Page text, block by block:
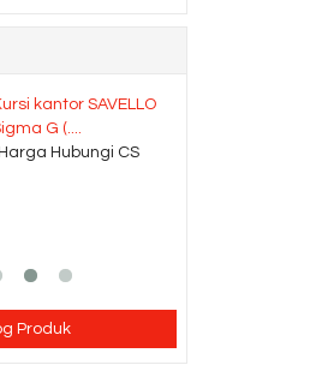
kantor SAVELLO
G (....
Hubungi CS
Produk